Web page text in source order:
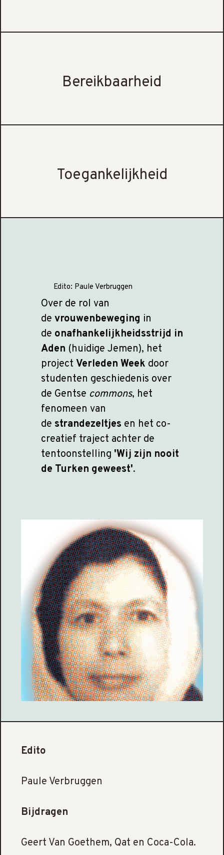
Bereikbaarheid
Toegankelijkheid
Edito: Paule Verbruggen
Over de rol van
de vrouwenbeweging in
de onafhankelijkheidsstrijd in
Aden (huidige Jemen), het
project Verleden Week door
studenten geschiedenis over
de Gentse commons, het
fenomeen van
de strandezeltjes en het co-
creatief traject achter de
tentoonstelling 'Wij zijn nooit
de Turken geweest'.
Edito
Paule Verbruggen
Bijdragen
Geert Van Goethem, Qat en Coca-Cola.